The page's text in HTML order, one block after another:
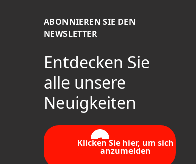
ABONNIEREN SIE DEN
NEWSLETTER
Entdecken Sie
alle unsere
Neuigkeiten
Klicken Sie hier, um sich
anzumelden